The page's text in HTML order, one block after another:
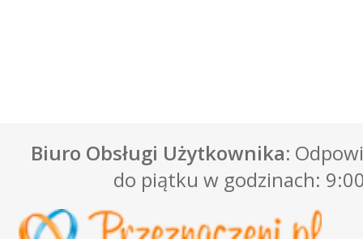
Biuro Obsługi Użytkownika:
do piątku w godzinach: